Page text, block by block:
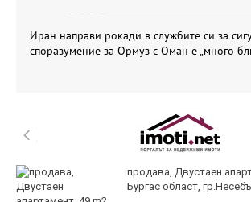
Иран направи рокади в службите си за
споразумение за Ормуз с Оман е „много
продава, Двустаен
Бургас област,